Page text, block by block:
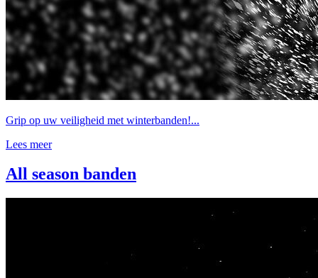
Grip op uw veiligheid met winterbanden!...
Lees meer
All season banden